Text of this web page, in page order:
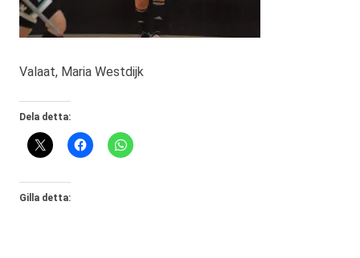
Valaat, Maria Westdijk
Dela detta:
Gilla detta: